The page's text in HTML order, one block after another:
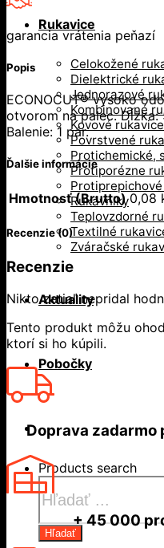
Rukavice
Celokožené
Dielektrické
Jednorazové
Kombinované
Kovové rukavice
Povrstvené
Protichemické,
Protiporézne
Rukávniky
Teplovzdorné
Textilné
Zváračské
Aktuality
Pobočky
Products search
Hľadať
garancia vrátenia peňazí
Popis
ECONOCUT® vysoko
otvorom na palec. Dĺžka:
Balenie: 1 pár.
Ďalšie informácie
Hmotnosť (Brutto) 0,08
Recenzie (0)
Recenzie
Nikto zatiaľ nepridal
Tento produkt môžu
ktorí si ho kúpili.
Doprava zadarmo
+ 45 000